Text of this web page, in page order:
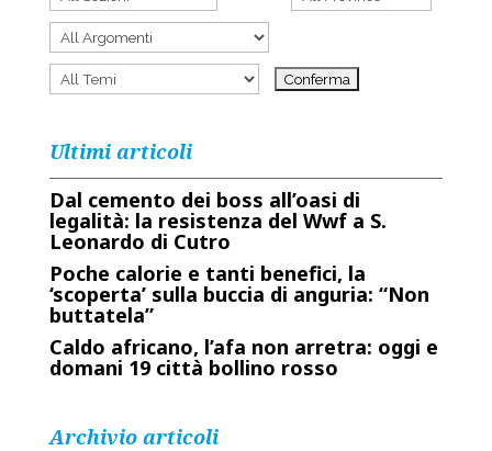
Ultimi articoli
Dal cemento dei boss all’oasi di
legalità: la resistenza del Wwf a S.
Leonardo di Cutro
Poche calorie e tanti benefici, la
‘scoperta’ sulla buccia di anguria: “Non
buttatela”
Caldo africano, l’afa non arretra: oggi e
domani 19 città bollino rosso
Archivio articoli